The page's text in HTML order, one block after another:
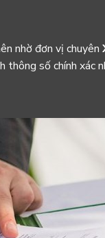
nhờ đơn vị chuyên
số chính xác